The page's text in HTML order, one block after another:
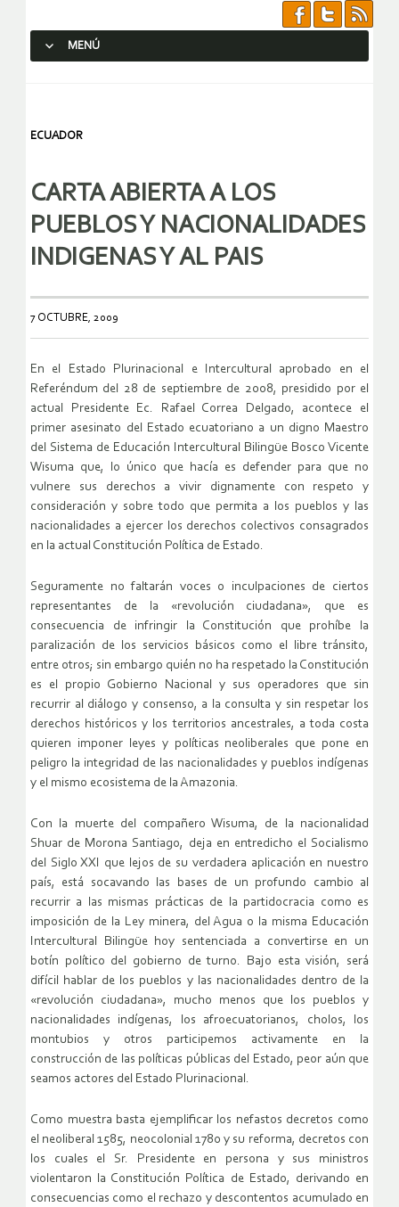
MENÚ
ECUADOR
CARTA ABIERTA A LOS
PUEBLOS Y NACIONALIDADES
INDIGENAS Y AL PAIS
7 OCTUBRE, 2009
En el Estado Plurinacional e Intercultural aprobado en el
Referéndum del 28 de septiembre de 2008, presidido por el
actual Presidente Ec. Rafael Correa Delgado, acontece el
primer asesinato del Estado ecuatoriano a un digno Maestro
del Sistema de Educación Intercultural Bilingüe Bosco Vicente
Wisuma que, lo único que hacía es defender para que no
vulnere sus derechos a vivir dignamente con respeto y
consideración y sobre todo que permita a los pueblos y las
nacionalidades a ejercer los derechos colectivos consagrados
en la actual Constitución Política de Estado.
Seguramente no faltarán voces o inculpaciones de ciertos
representantes de la «revolución ciudadana», que es
consecuencia de infringir la Constitución que prohíbe la
paralización de los servicios básicos como el libre tránsito,
entre otros; sin embargo quién no ha respetado la Constitución
es el propio Gobierno Nacional y sus operadores que sin
recurrir al diálogo y consenso, a la consulta y sin respetar los
derechos históricos y los territorios ancestrales, a toda costa
quieren imponer leyes y políticas neoliberales que pone en
peligro la integridad de las nacionalidades y pueblos indígenas
y el mismo ecosistema de la Amazonia.
Con la muerte del compañero Wisuma, de la nacionalidad
Shuar de Morona Santiago, deja en entredicho el Socialismo
del Siglo XXI que lejos de su verdadera aplicación en nuestro
país, está socavando las bases de un profundo cambio al
recurrir a las mismas prácticas de la partidocracia como es
imposición de la Ley minera, del Agua o la misma Educación
Intercultural Bilingüe hoy sentenciada a convertirse en un
botín político del gobierno de turno. Bajo esta visión, será
difícil hablar de los pueblos y las nacionalidades dentro de la
«revolución ciudadana», mucho menos que los pueblos y
nacionalidades indígenas, los afroecuatorianos, cholos, los
montubios y otros participemos activamente en la
construcción de las políticas públicas del Estado, peor aún que
seamos actores del Estado Plurinacional.
Como muestra basta ejemplificar los nefastos decretos como
el neoliberal 1585, neocolonial 1780 y su reforma, decretos con
los cuales el Sr. Presidente en persona y sus ministros
violentaron la Constitución Política de Estado, derivando en
consecuencias como el rechazo y descontentos acumulado en